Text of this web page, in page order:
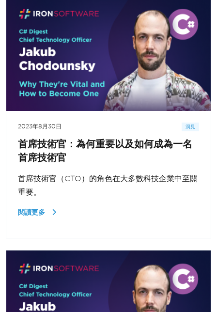
2023年8月30日 洞見
首席技術官：為何重要以及如何成為一名
首席技術官
首席技術官（CTO）的角色在大多數科技企業中至關
重要。
閱讀更多